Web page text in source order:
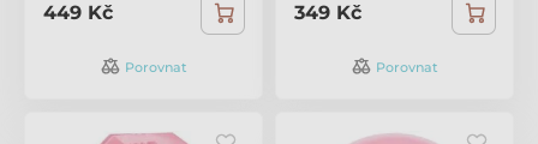
449 Kč
Porovnat
349 Kč
Porovnat